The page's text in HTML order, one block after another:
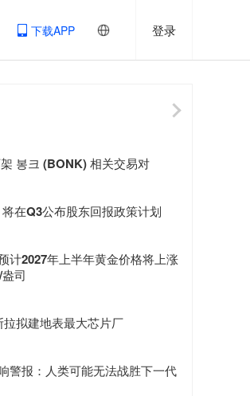
下载APP 登录
봉크 (BONK) 相关交易对
在Q3公布股东回报政策计划
计2027年上半年黄金价格将上涨
司
拟建地表最大芯片厂
警报：人类可能无法战胜下一代